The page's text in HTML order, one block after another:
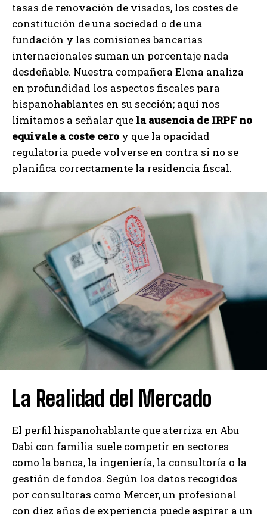
tasas de renovación de visados, los costes de
constitución de una sociedad o de una
fundación y las comisiones bancarias
internacionales suman un porcentaje nada
desdeñable. Nuestra compañera Elena analiza
en profundidad los aspectos fiscales para
hispanohablantes en su sección; aquí nos
limitamos a señalar que la ausencia de IRPF no
equivale a coste cero y que la opacidad
regulatoria puede volverse en contra si no se
planifica correctamente la residencia fiscal.
La Realidad del Mercado
El perfil hispanohablante que aterriza en Abu
Dabi con familia suele competir en sectores
como la banca, la ingeniería, la consultoría o la
gestión de fondos. Según los datos recogidos
por consultoras como Mercer, un profesional
con diez años de experiencia puede aspirar a un